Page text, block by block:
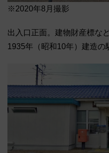
※2020年8月撮影
出入口正面。建物財産標な
1935年（昭和10年）建造の